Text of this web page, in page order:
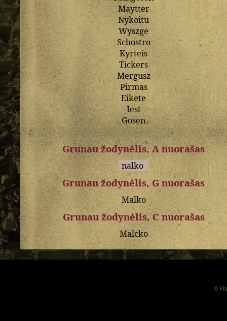
Maytter
Nykoitu
Wyszge
Schostro
Kyrteis
Tickers
Mergusz
Pirmas
Eikete
Iest
Gosen
Grunau žodynėlis, A nuorašas
nalko
Grunau žodynėlis, G nuorašas
Malko
Grunau žodynėlis, C nuorašas
Malcko
©